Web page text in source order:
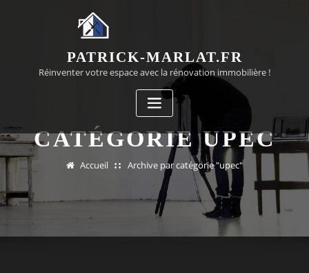
PATRICK-MARLAT.FR
Réinventer votre espace avec la rénovation immobilière !
CATÉGORIE UPEC
Accueil Archive par catégorie "upec"